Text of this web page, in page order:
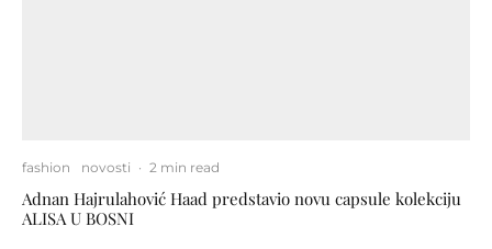
fashion novosti · 2 min read
Adnan Hajrulahović Haad predstavio novu capsule kolekciju
ALISA U BOSNI